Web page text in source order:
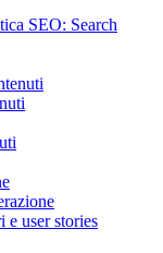
SEO: Search
e user stories